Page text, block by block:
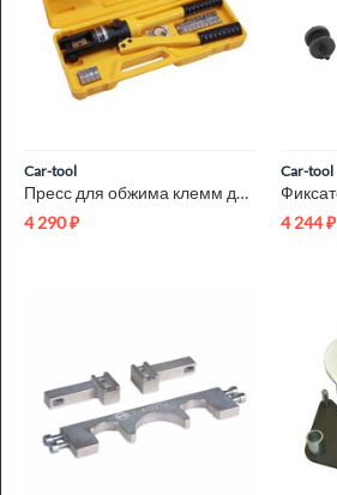
Car-tool
Пресс для обжима клемм до 120 мм? гидравлический, ручной, 7 т...
4 290₽
Car-tool
4 244₽